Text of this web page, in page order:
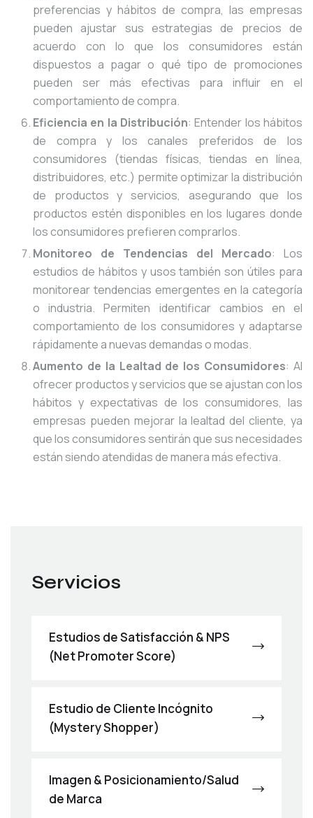
preferencias y hábitos de compra, las empresas
pueden ajustar sus estrategias de precios de
acuerdo con lo que los consumidores están
dispuestos a pagar o qué tipo de promociones
pueden ser más efectivas para influir en el
comportamiento de compra.
Eficiencia en la Distribución: Entender los hábitos
de compra y los canales preferidos de los
consumidores (tiendas físicas, tiendas en línea,
distribuidores, etc.) permite optimizar la distribución
de productos y servicios, asegurando que los
productos estén disponibles en los lugares donde
los consumidores prefieren comprarlos.
Monitoreo de Tendencias del Mercado: Los
estudios de hábitos y usos también son útiles para
monitorear tendencias emergentes en la categoría
o industria. Permiten identificar cambios en el
comportamiento de los consumidores y adaptarse
rápidamente a nuevas demandas o modas.
Aumento de la Lealtad de los Consumidores: Al
ofrecer productos y servicios que se ajustan con los
hábitos y expectativas de los consumidores, las
empresas pueden mejorar la lealtad del cliente, ya
que los consumidores sentirán que sus necesidades
están siendo atendidas de manera más efectiva.
Servicios
Estudios de Satisfacción & NPS
(Net Promoter Score)
Estudio de Cliente Incógnito
(Mystery Shopper)
Imagen & Posicionamiento/Salud
de Marca